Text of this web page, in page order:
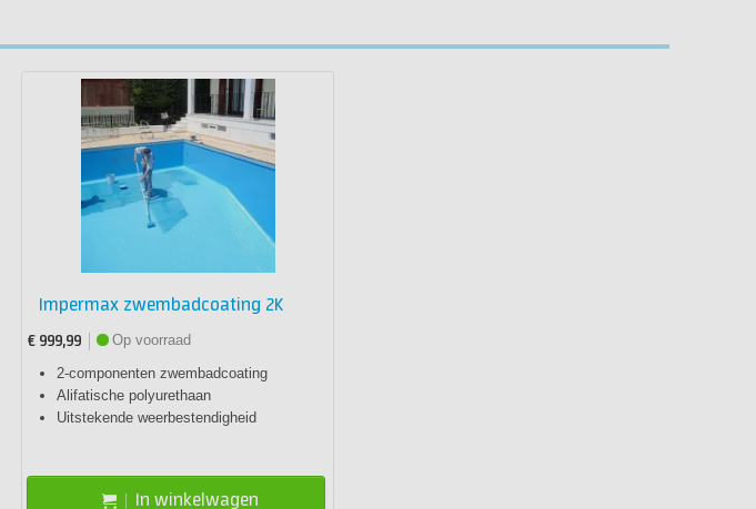
Impermax zwembadcoating 2K
€ 999,99
Op voorraad
2-componenten zwembadcoating
Alifatische polyurethaan
Uitstekende weerbestendigheid
In winkelwagen